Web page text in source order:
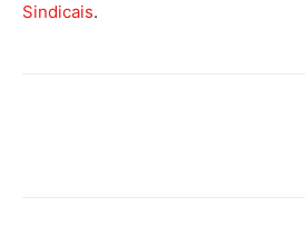
Sindicais.